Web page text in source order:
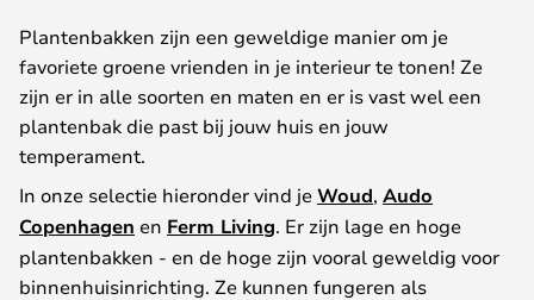
Plantenbakken zijn een geweldige manier om je
favoriete groene vrienden in je interieur te tonen! Ze
zijn er in alle soorten en maten en er is vast wel een
plantenbak die past bij jouw huis en jouw
temperament.
In onze selectie hieronder vind jeWoud, Audo
Copenhagen en Ferm Living. Er zijn lage en hoge
plantenbakken - en de hoge zijn vooral geweldig voor
binnenhuisinrichting. Ze kunnen fungeren als